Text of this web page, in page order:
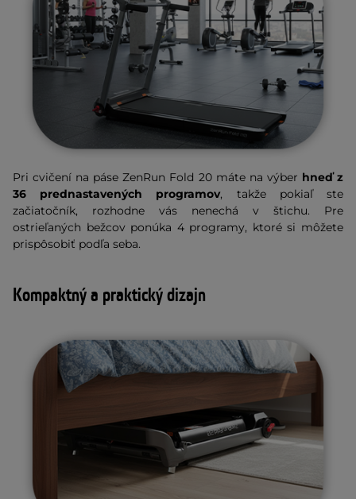
Pri cvičení na páse ZenRun Fold 20 máte na výber hneď z
36 prednastavených programov, takže pokiaľ ste
začiatočník, rozhodne vás nenechá v štichu. Pre
ostrieľaných bežcov ponúka 4 programy, ktoré si môžete
prispôsobiť podľa seba.
Kompaktný a praktický dizajn